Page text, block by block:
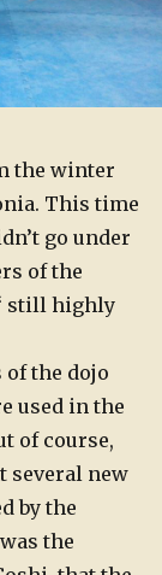
the winter
This time
go under
of the
still highly
the dojo
used in the
of course,
several new
by the
the